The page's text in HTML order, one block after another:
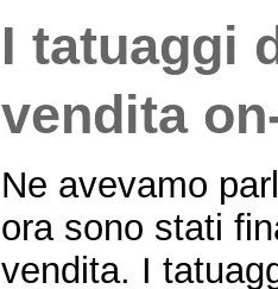
I tatuaggi
vendita
Ne avevamo
ora sono stati
vendita. I